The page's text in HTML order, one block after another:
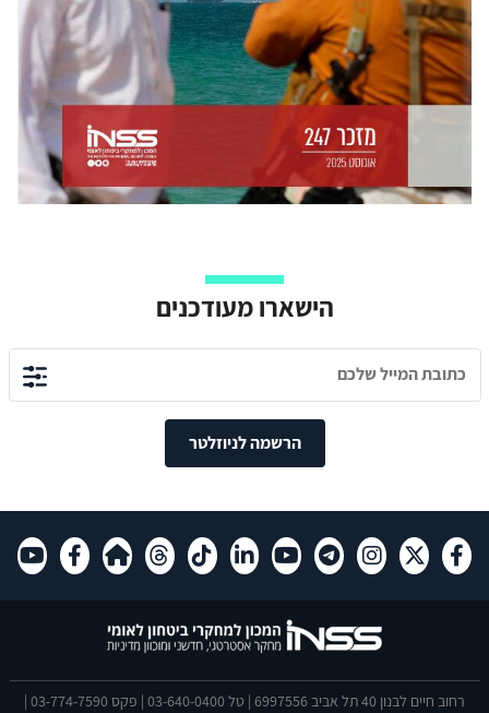
הישארו מעודכנים
הרשמה לניוזלטר
רחוב חיים לבנון 40 תל אביב 6997556 | טל 03-640-0400 | פקס 03-774-7590 |